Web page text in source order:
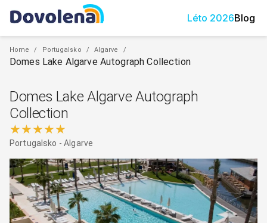
Léto 2026Blog
Home / Portugalsko / Algarve /
Domes Lake Algarve Autograph Collection
Domes Lake Algarve Autograph
Collection
★★★★★
Portugalsko -Algarve